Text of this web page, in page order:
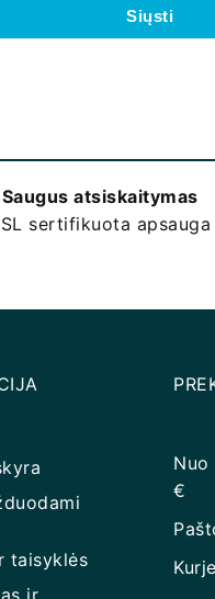
Siųsti
Saugus atsiskaitymas
sertifikuota apsauga
taisyklės
Nuo
€